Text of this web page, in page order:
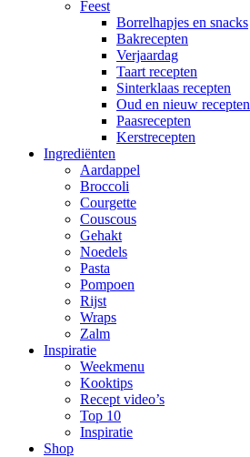
Feest
Borrelhapjes en snacks
Bakrecepten
Verjaardag
Taart recepten
Sinterklaas recepten
Oud en nieuw recepten
Paasrecepten
Kerstrecepten
Ingrediënten
Aardappel
Broccoli
Courgette
Couscous
Gehakt
Noedels
Pasta
Pompoen
Rijst
Wraps
Zalm
Inspiratie
Weekmenu
Kooktips
Recept video’s
Top 10
Inspiratie
Shop